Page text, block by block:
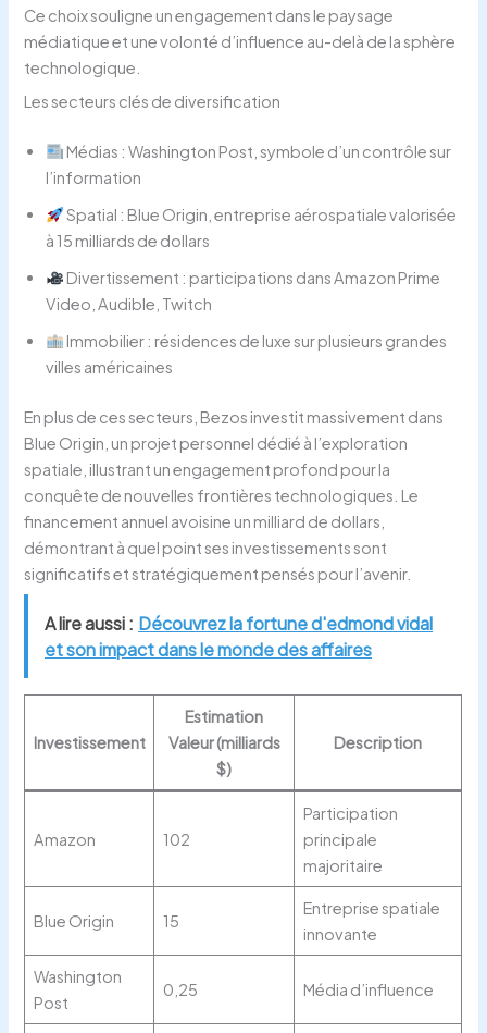
Ce choix souligne un engagement dans le paysage
médiatique et une volonté d’influence au-delà de la sphère
technologique.
Les secteurs clés de diversification
Médias : Washington Post, symbole d’un contrôle sur
l’information
Spatial : Blue Origin, entreprise aérospatiale valorisée
à 15 milliards de dollars
Divertissement : participations dans Amazon Prime
Video, Audible, Twitch
Immobilier : résidences de luxe sur plusieurs grandes
villes américaines
En plus de ces secteurs, Bezos investit massivement dans
Blue Origin, un projet personnel dédié à l’exploration
spatiale, illustrant un engagement profond pour la
conquête de nouvelles frontières technologiques. Le
financement annuel avoisine un milliard de dollars,
démontrant à quel point ses investissements sont
significatifs et stratégiquement pensés pour l’avenir.
A lire aussi : Découvrez la fortune d'edmond vidal
et son impact dans le monde des affaires
Investissement
Estimation
Valeur (milliards
$)
Description
Amazon 102
Participation
principale
majoritaire
Blue Origin 15
Entreprise spatiale
innovante
Washington
Post
0,25 Média d’influence